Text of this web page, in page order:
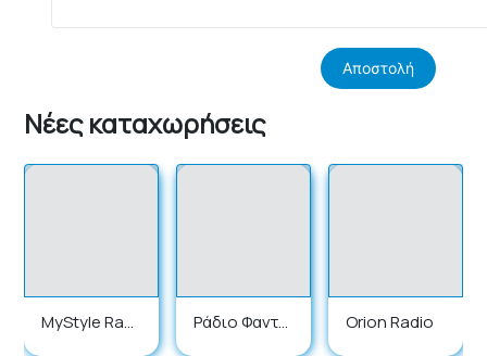
Νέες καταχωρήσεις
MyStyle Radi
Ράδιο Φαντα
Orion Radio